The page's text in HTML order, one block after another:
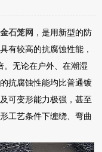
石笼网 ，是用新型的防
具有较高的抗腐蚀性能，
。无论在户外、在潮湿
抗腐蚀性能均比普通镀
可变形能力极强，甚至
工艺条件下缠绕、弯曲